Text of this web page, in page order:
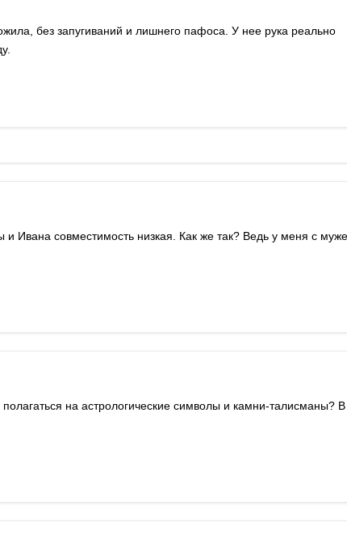
без запугиваний и лишнего пафоса. У нее рука реально
Ивана совместимость низкая. Как же так? Ведь у меня с
на астрологические символы и камни-талисманы? В